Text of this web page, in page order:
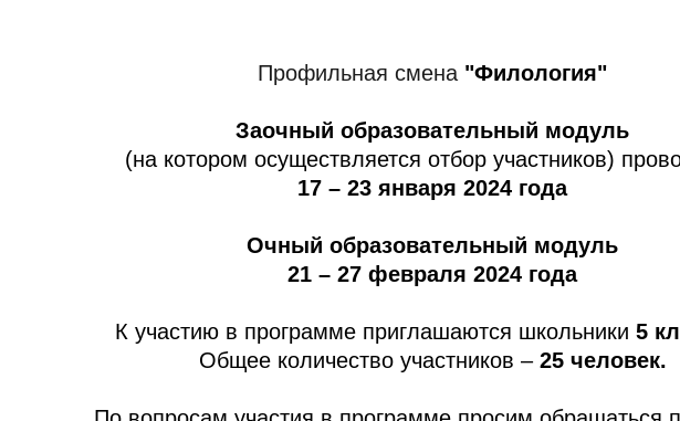
Профильная смена "Филология"
Заочный образовательный модуль
(на котором осуществляется отбор участников)
17 – 23 января 2024 года
Очный образовательный модуль
21 – 27 февраля 2024 года
К участию в программе приглашаются школьники 5
Общее количество участников – 25 человек.